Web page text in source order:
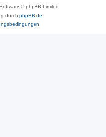
© phpBB Limited
durch phpBB.de